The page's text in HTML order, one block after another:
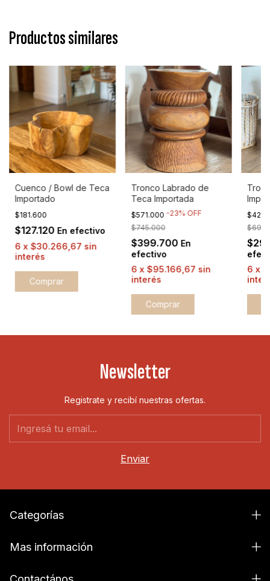
Productos similares
Cuenco / Bowl de Teca
Importado
$181.600
$127.120 En efectivo
6 x$30.266,67 sin
interés
Tronco Labrado de
Teca Importada
$571.000 -23% OFF
$745.000
$399.700 En
efectivo
6 x$95.166,67 sin
interés
6 x
Newsletter
Registrate y recibí nuestras ofertas.
Categorías
Mas información